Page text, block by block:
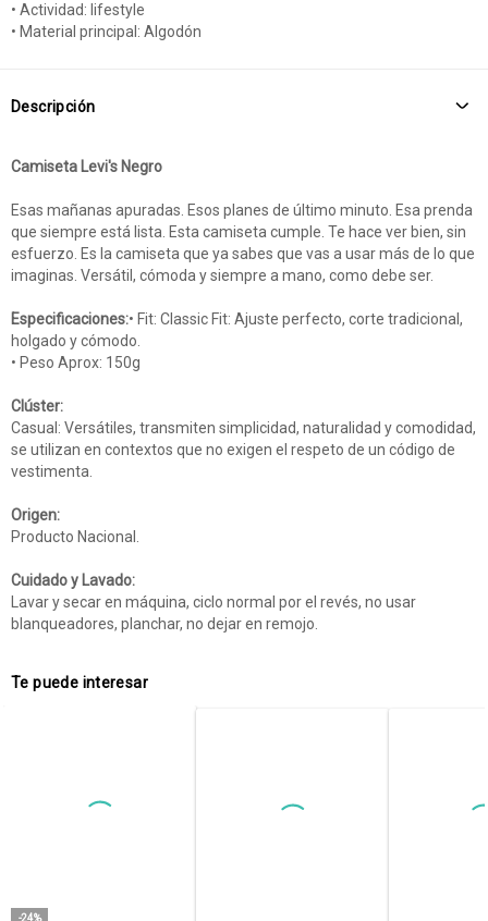
• Actividad: lifestyle
• Material principal: Algodón
Descripción
Camiseta Levi's Negro
Esas mañanas apuradas. Esos planes de último minuto. Esa prenda
que siempre está lista. Esta camiseta cumple. Te hace ver bien, sin
esfuerzo. Es la camiseta que ya sabes que vas a usar más de lo que
imaginas. Versátil, cómoda y siempre a mano, como debe ser.
Especificaciones:• Fit: Classic Fit: Ajuste perfecto, corte tradicional,
holgado y cómodo.
• Peso Aprox: 150g
Clúster:
Casual: Versátiles, transmiten simplicidad, naturalidad y comodidad,
se utilizan en contextos que no exigen el respeto de un código de
vestimenta.
Origen:
Producto Nacional.
Cuidado y Lavado:
Lavar y secar en máquina, ciclo normal por el revés, no usar
blanqueadores, planchar, no dejar en remojo.
Te puede interesar